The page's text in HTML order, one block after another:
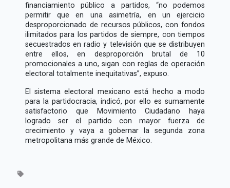
financiamiento público a partidos,
no podemos
permitir que en una asimetría, en un ejercicio
desproporcionado de recursos públicos, con fondos
ilimitados para los partidos de siempre, con tiempos
secuestrados en radio y televisión que se distribuyen
entre ellos, en desproporción brutal de 10
promocionales a uno, sigan con reglas de operación
electoral totalmente inequitativas , expuso.
El sistema electoral mexicano está hecho a modo
para la partidocracia, indicó, por ello es sumamente
satisfactorio que Movimiento Ciudadano haya
logrado ser el partido con mayor fuerza de
crecimiento y vaya a gobernar la segunda zona
metropolitana más grande de México.